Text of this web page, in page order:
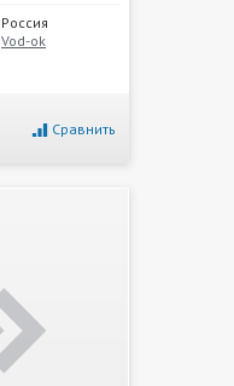
Россия
Vod-ok
Сравнить